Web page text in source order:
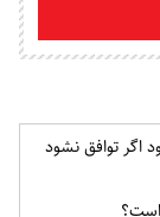
می‌شود اگر توافق نشود
است؟